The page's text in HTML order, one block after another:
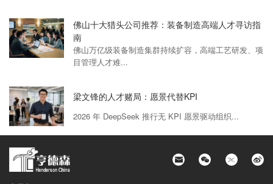
佛山十大猎头公司推荐：装备制造高端人才寻访指
南
佛山万亿级装备制造集群持续扩容，高端工艺研发、项
目管理人才难...
梁文锋的人才赌局：愿景代替KPI
2026 年 DeepSeek 推行无 KPI 愿景驱动组织...